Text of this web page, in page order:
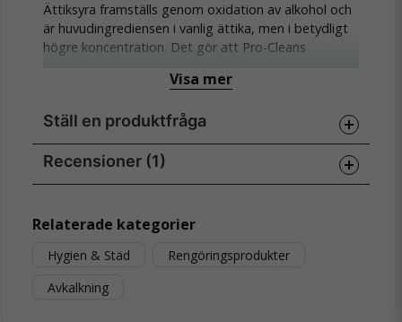
Ättiksyra framställs genom oxidation av alkohol och
är huvudingrediensen i vanlig ättika, men i betydligt
högre koncentration. Det gör att Pro-Cleans
användning beroende på tillämpningsområde. En
och privata användare som söker naturligt kraftfull
rengöring eller trädgårdsstöd.
trädgårdsbruk
Naturligt färglös och biologiskt nedbrytbar
Visa mer
Ställ en produktfråga
question
name
Namn
Recensioner (1)
Bertil
Bra och säker leverans
Relaterade kategorier
Hygien & Städ
Rengöringsprodukter
Avkalkning